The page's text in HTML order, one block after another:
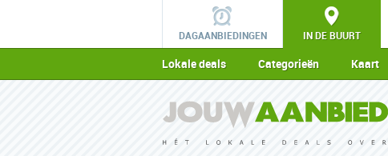
DAGAANBIEDINGEN IN DE BUURT
Lokale deals Categorieën Kaart